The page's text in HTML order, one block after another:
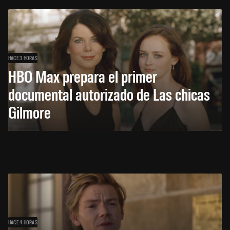
HACE 3 HORAS
HBO Max prepara el primer
documental autorizado de Las chicas
Gilmore
HACE 4 HORAS